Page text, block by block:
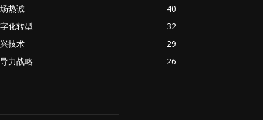
热诚
40
化转型
32
技术
29
力战略
26